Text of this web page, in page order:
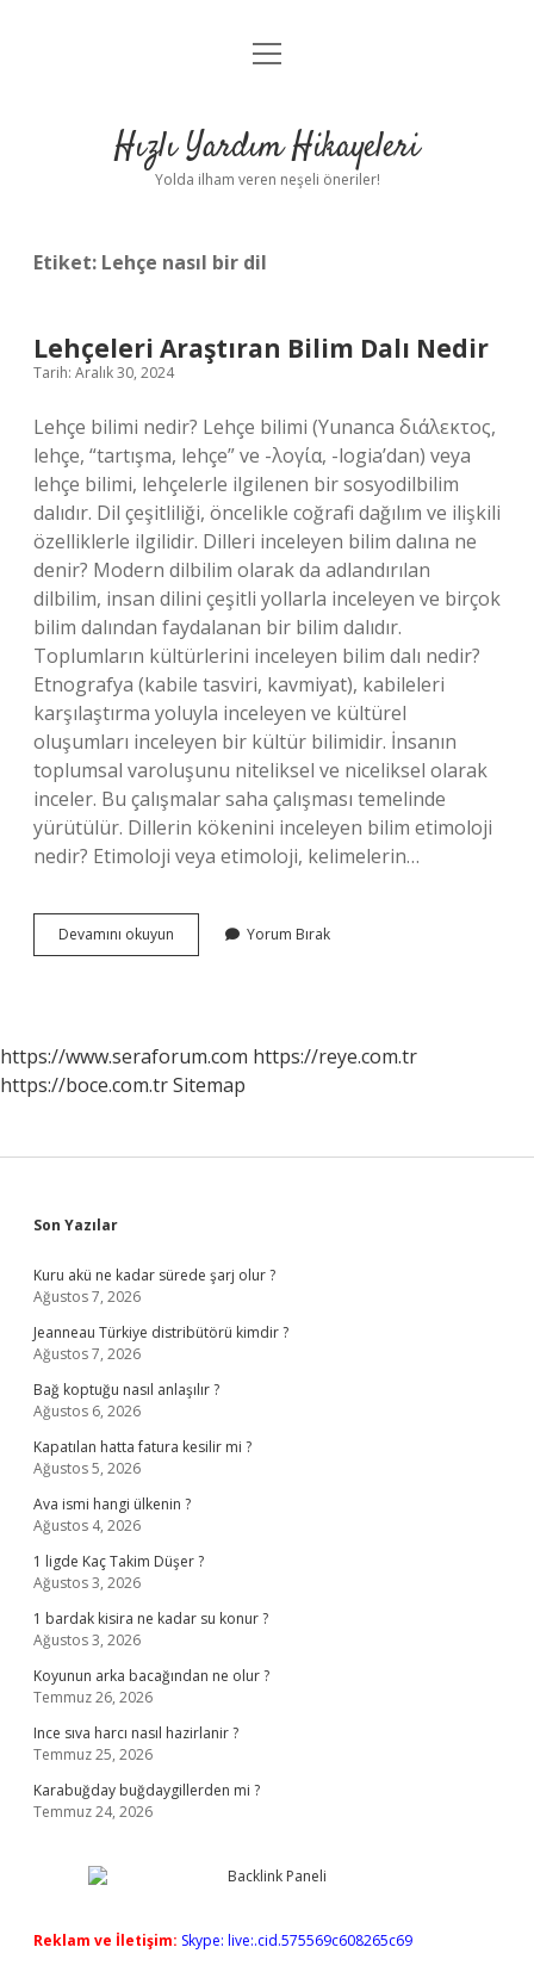
Anasayfa
Yasal Uyarı
menüyü
Hızlı Yardım Hikayeleri
Yolda ilham veren neşeli öneriler!
Etiket: Lehçe nasıl bir dil
Lehçeleri Araştıran Bilim Dalı Nedir
Tarih: Aralık 30, 2024
Lehçe bilimi nedir? Lehçe bilimi (Yunanca διάλεκτος,
lehçe, “tartışma, lehçe” ve -λογία, -logia’dan) veya
lehçe bilimi, lehçelerle ilgilenen bir sosyodilbilim
dalıdır. Dil çeşitliliği, öncelikle coğrafi dağılım ve ilişkili
özelliklerle ilgilidir. Dilleri inceleyen bilim dalına ne
denir? Modern dilbilim olarak da adlandırılan
dilbilim, insan dilini çeşitli yollarla inceleyen ve birçok
bilim dalından faydalanan bir bilim dalıdır.
Toplumların kültürlerini inceleyen bilim dalı nedir?
Etnografya (kabile tasviri, kavmiyat), kabileleri
karşılaştırma yoluyla inceleyen ve kültürel
oluşumları inceleyen bir kültür bilimidir. İnsanın
toplumsal varoluşunu niteliksel ve niceliksel olarak
inceler. Bu çalışmalar saha çalışması temelinde
yürütülür. Dillerin kökenini inceleyen bilim etimoloji
nedir? Etimoloji veya etimoloji, kelimelerin…
Devamını okuyun Lehçeleri
Araştıran
Yorum Bırak
https://www.seraforum.com https://reye.com.tr
https://boce.com.trSitemap
Sidebar
Son Yazılar
Kuru akü ne kadar sürede şarj olur ?
Ağustos 7, 2026
Jeanneau Türkiye distribütörü kimdir ?
Ağustos 7, 2026
Bağ koptuğu nasıl anlaşılır ?
Ağustos 6, 2026
Kapatılan hatta fatura kesilir mi ?
Ağustos 5, 2026
Ava ismi hangi ülkenin ?
Ağustos 4, 2026
1 ligde Kaç Takim Düşer ?
Ağustos 3, 2026
1 bardak kisira ne kadar su konur ?
Ağustos 3, 2026
Koyunun arka bacağından ne olur ?
Temmuz 26, 2026
Ince sıva harcı nasıl hazirlanir ?
Temmuz 25, 2026
Karabuğday buğdaygillerden mi ?
Temmuz 24, 2026
Reklam ve İletişim: Skype: live:.cid.575569c608265c69